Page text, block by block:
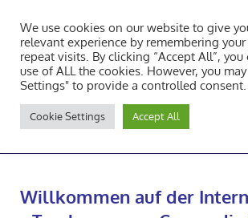
Inhalt
springenTambourcorps
Holzheim
Tambourcorps
ConcordiaNAVIGATION
Willkommen auf der
We use cookies on our website to give
relevant experience by remembering
repeat visits. By clicking “Accept All”,
use of ALL the cookies. However, you
Settings" to provide a controlled consent.
Cookie Settings Accept All